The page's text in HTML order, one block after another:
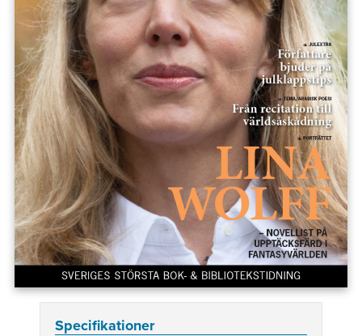
Specifikationer